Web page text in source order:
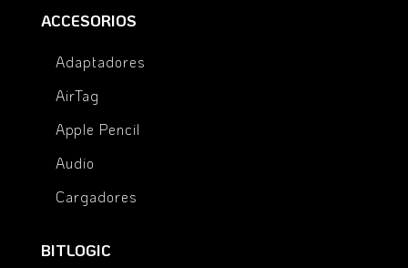
ACCESORIOS
Adaptadores
AirTag
Apple Pencil
Audio
Cargadores
BITLOGIC